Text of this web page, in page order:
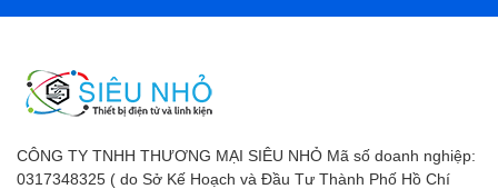
CÔNG TY TNHH THƯƠNG MẠI SIÊU NHỎ Mã số doanh nghiệp:
0317348325 ( do Sở Kế Hoạch và Đầu Tư Thành Phố Hồ Chí